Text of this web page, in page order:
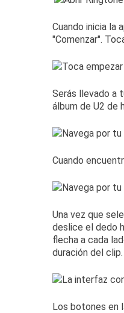
Cuando inicia la
"Comenzar".
Serás llevado a
álbum de U2 de
Cuando
Una vez que
deslice el dedo
flecha a cada
duración del clip.
Los botones en